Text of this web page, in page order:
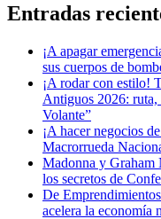
Entradas
¡A apagar
sus cuerpos de
¡A rodar con estilo!
Antiguos 2026: ruta,
Volante”
¡A hacer negocios
Macrorrueda
Madonna y
los secretos de
De
acelera la economía